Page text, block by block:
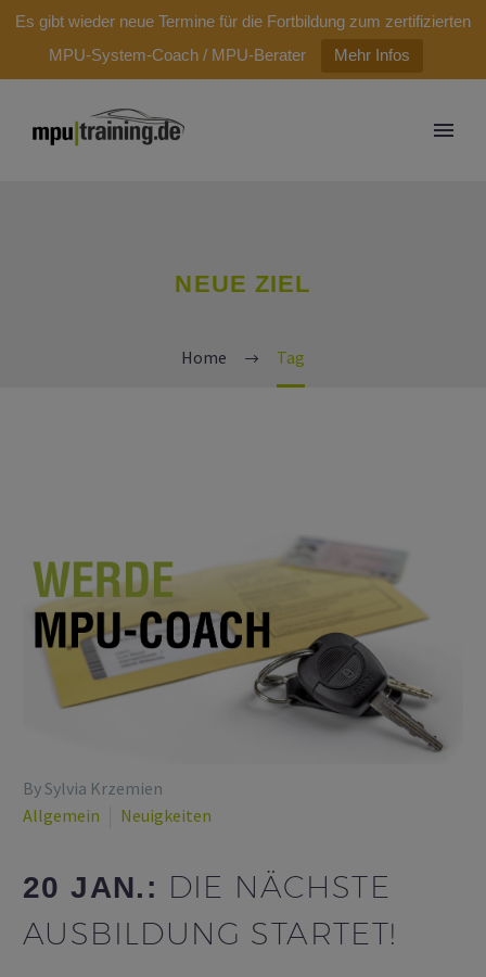
Es gibt wieder neue Termine für die Fortbildung zum zertifizierten
MPU-System-Coach / MPU-Berater
Mehr Infos
NEUE ZIEL
Home Tag
By Sylvia Krzemien
Allgemein
Neuigkeiten
20 JAN.: DIE NÄCHSTE
AUSBILDUNG STARTET!
modal-check